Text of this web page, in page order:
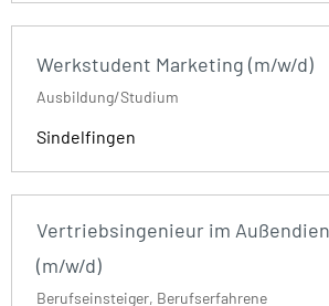
Werkstudent Marketing (m/w/d)
Ausbildung/Studium
Sindelfingen
Vertriebsingenieur im
(m/w/d)
Berufseinsteiger, Berufserfahrene